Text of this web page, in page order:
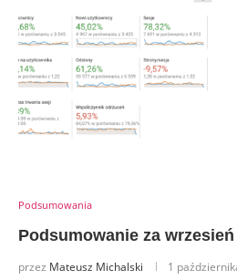
Podsumowania
Podsumowanie za wrzesień
przez Mateusz Michalski 1